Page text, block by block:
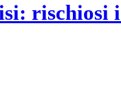
rischiosi